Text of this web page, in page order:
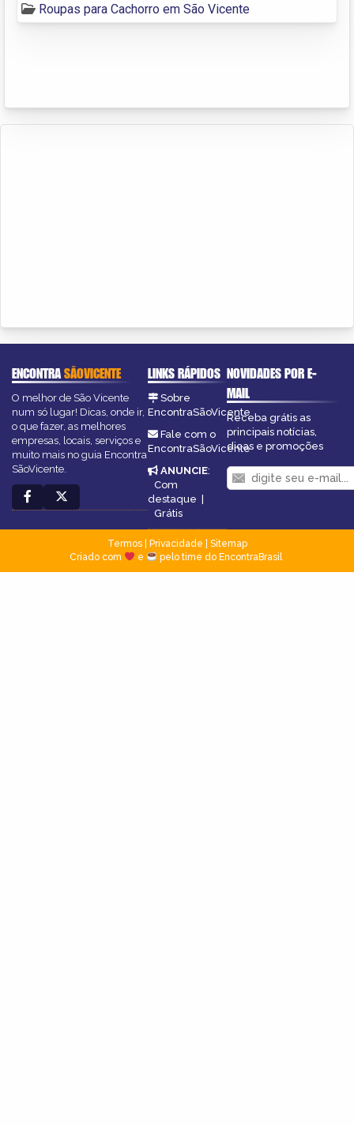
Roupas para Cachorro em São Vicente
ENCONTRASÃOVICENTE
O melhor de São Vicente
num só lugar! Dicas, onde ir,
o que fazer, as melhores
empresas, locais, serviços e
muito mais no guia Encontra
SãoVicente.
LINKS RÁPIDOS
Sobre
EncontraSãoVicente
Fale com o
EncontraSãoVicente
ANUNCIE:
Com
destaque |
Grátis
NOVIDADES POR E-
MAIL
Receba grátis as
principais notícias,
dicas e promoções
Termos| Privacidade
Sitemap
Criado com
e pelo time do EncontraBrasil